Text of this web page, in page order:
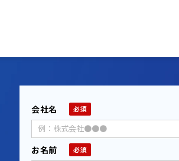
会社名
お名前